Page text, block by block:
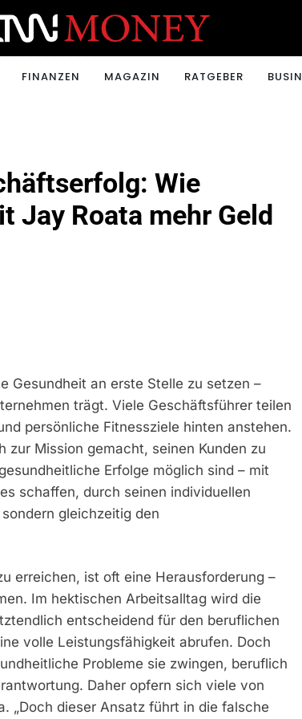
FINANZEN MAGAZIN RATGEBER
Wie
Jay Roata mehr Geld
Gesundheit an erste Stelle zu setzen –
trägt. Viele Geschäftsführer teilen
persönliche Fitnessziele hinten anstehen.
Mission gemacht, seinen Kunden zu
Erfolge möglich sind – mit
schaffen, durch seinen individuellen
gleichzeitig den
erreichen, ist oft eine Herausforderung –
Im hektischen Arbeitsalltag wird die
entscheidend für den beruflichen
volle Leistungsfähigkeit abrufen. Doch
Probleme sie zwingen, beruflich
Daher opfern sich viele von
„Doch dieser Ansatz führt in die falsche